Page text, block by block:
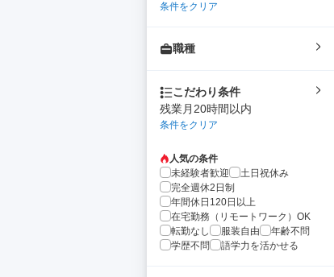
条件をクリア
職種
こだわり条件
残業月20時間以内
条件をクリア
人気の条件
未経験者歓迎
土日祝休み
完全週休2日制
年間休日120日以上
在宅勤務（リモートワーク）OK
転勤なし
服装自由
年齢不問
学歴不問
語学力を活かせる